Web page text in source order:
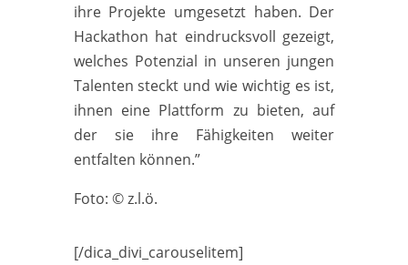
ihre Projekte umgesetzt haben. Der
Hackathon hat eindrucksvoll gezeigt,
welches Potenzial in unseren jungen
Talenten steckt und wie wichtig es ist,
ihnen eine Plattform zu bieten, auf
der sie ihre Fähigkeiten weiter
entfalten können.”
Foto: © z.l.ö.
[/dica_divi_carouselitem]